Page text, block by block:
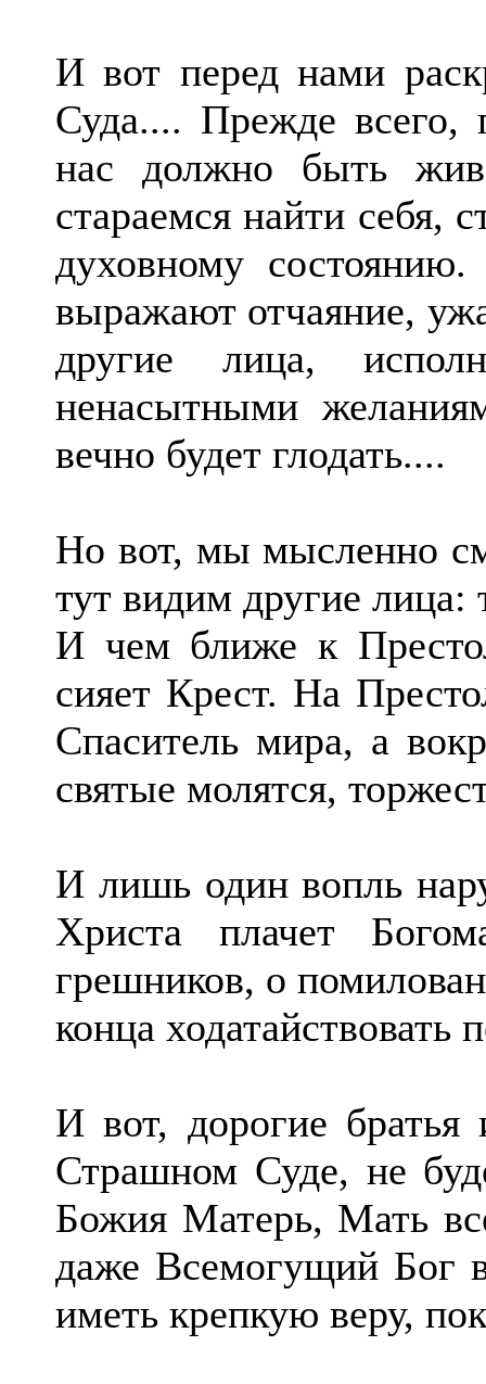
И вот перед нами
Суда.... Прежде всего,
нас должно быть
стараемся найти себя,
духовному
выражают отчаяние,
другие лица,
ненасытными
вечно будет глодать....
Но вот, мы мысленно
тут видим другие
И чем ближе к
сияет Крест. На
Спаситель мира, а
святые молятся,
И лишь один вопль
Христа плачет
грешников, о
конца
И вот, дорогие
Страшном Суде, не
Божия Матерь, Мать
даже Всемогущий Бог
иметь крепкую веру,